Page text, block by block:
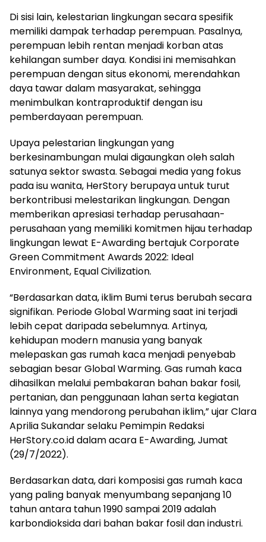
Di sisi lain, kelestarian lingkungan secara spesifik
memiliki dampak terhadap perempuan. Pasalnya,
perempuan lebih rentan menjadi korban atas
kehilangan sumber daya. Kondisi ini memisahkan
perempuan dengan situs ekonomi, merendahkan
daya tawar dalam masyarakat, sehingga
menimbulkan kontraproduktif dengan isu
pemberdayaan perempuan.
Upaya pelestarian lingkungan yang
berkesinambungan mulai digaungkan oleh salah
satunya sektor swasta. Sebagai media yang fokus
pada isu wanita, HerStory berupaya untuk turut
berkontribusi melestarikan lingkungan. Dengan
memberikan apresiasi terhadap perusahaan-
perusahaan yang memiliki komitmen hijau terhadap
lingkungan lewat E-Awarding bertajuk Corporate
Green Commitment Awards 2022: Ideal
Environment, Equal Civilization.
“Berdasarkan data, iklim Bumi terus berubah secara
signifikan. Periode Global Warming saat ini terjadi
lebih cepat daripada sebelumnya. Artinya,
kehidupan modern manusia yang banyak
melepaskan gas rumah kaca menjadi penyebab
sebagian besar Global Warming. Gas rumah kaca
dihasilkan melalui pembakaran bahan bakar fosil,
pertanian, dan penggunaan lahan serta kegiatan
lainnya yang mendorong perubahan iklim,” ujar Clara
Aprilia Sukandar selaku Pemimpin Redaksi
HerStory.co.id dalam acara E-Awarding, Jumat
(29/7/2022).
Berdasarkan data, dari komposisi gas rumah kaca
yang paling banyak menyumbang sepanjang 10
tahun antara tahun 1990 sampai 2019 adalah
karbondioksida dari bahan bakar fosil dan industri.